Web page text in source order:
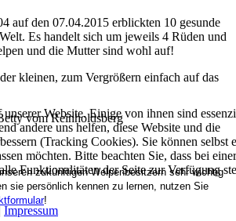
auf den 07.04.2015 erblickten 10 gesunde
Es handelt sich um jeweils 4 Rüden und
und die Mutter sind wohl auf!
kleinen, zum Vergrößern einfach auf das
zukünftigen Welpenbesitzern sehr wichtig
sie persönlich kennen zu lernen, nutzen Sie
!
Website. Einige von ihnen sind
andere uns helfen, diese Website und die
(Tracking Cookies). Sie können selbst
möchten. Bitte beachten Sie, dass bei
Funktionalitäten der Seite zur Verfügung
Impressum